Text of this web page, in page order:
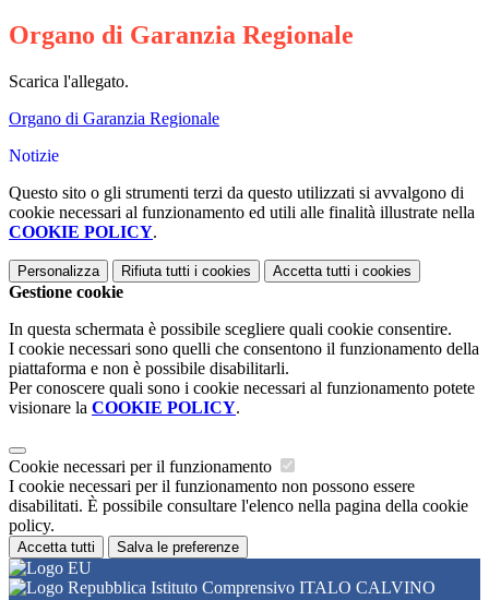
Organo di Garanzia Regionale
Scarica l'allegato.
Organo di Garanzia Regionale
Notizie
Questo sito o gli strumenti terzi da questo utilizzati si avvalgono di
cookie necessari al funzionamento ed utili alle finalità illustrate nella
COOKIE POLICY.
Personalizza Rifiuta tutti i cookies Accetta tutti i cookies
Gestione cookie
In questa schermata è possibile scegliere quali cookie consentire.
I cookie necessari sono quelli che consentono il funzionamento della
piattaforma e non è possibile disabilitarli.
Per conoscere quali sono i cookie necessari al funzionamento potete
visionare la COOKIE POLICY.
Cookie necessari per il funzionamento
I cookie necessari per il funzionamento non possono essere
disabilitati. È possibile consultare l'elenco nella pagina della cookie
policy.
Accetta tutti Salva le preferenze
Istituto Comprensivo ITALO CALVINO